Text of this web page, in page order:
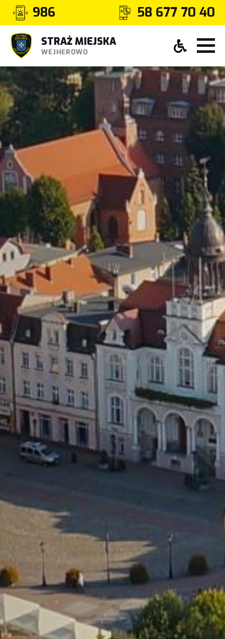
STRAŻ MIEJSKA
WEJHEROWO
58 677 70 40
986